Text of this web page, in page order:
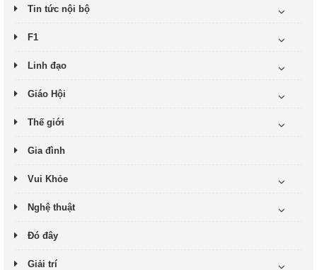
Tin tức nội bộ
F1
Linh đạo
Giáo Hội
Thế giới
Gia đình
Vui Khỏe
Nghệ thuật
Đó đây
Giải trí